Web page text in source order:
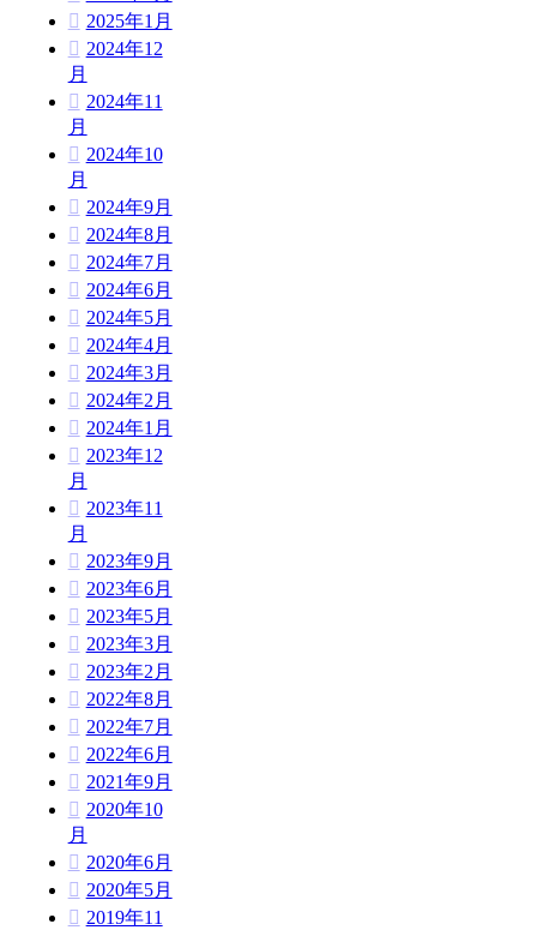
2025年1月
2024年12
月
2024年11
月
2024年10
月
2024年9月
2024年8月
2024年7月
2024年6月
2024年5月
2024年4月
2024年3月
2024年2月
2024年1月
2023年12
月
2023年11
月
2023年9月
2023年6月
2023年5月
2023年3月
2023年2月
2022年8月
2022年7月
2022年6月
2021年9月
2020年10
月
2020年6月
2020年5月
2019年11